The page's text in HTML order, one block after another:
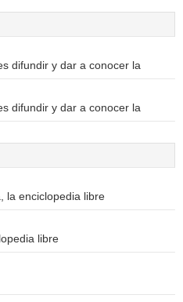
difundir y dar a conocer la
difundir y dar a conocer la
la enciclopedia libre
libre